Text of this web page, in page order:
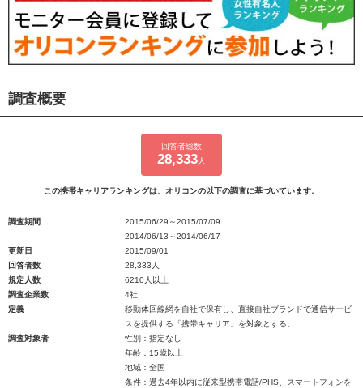
調査概要
回答者総数
28,333 人
この携帯キャリアランキングは、オリコンの以下の調査に基づいています。
調査期間
2015/06/29～2015/07/09
2014/06/13～2014/06/17
更新日
2015/09/01
回答者数
28,333人
規定人数
6210人以上
調査企業数
4社
定義
移動体回線網を自社で保有し、直接自社ブランドで通信サービ
スを提供する「携帯キャリア」を対象とする。
調査対象者
性別：指定なし
年齢：15歳以上
地域：全国
条件：過去4年以内に従来型携帯電話/PHS、スマートフォンを